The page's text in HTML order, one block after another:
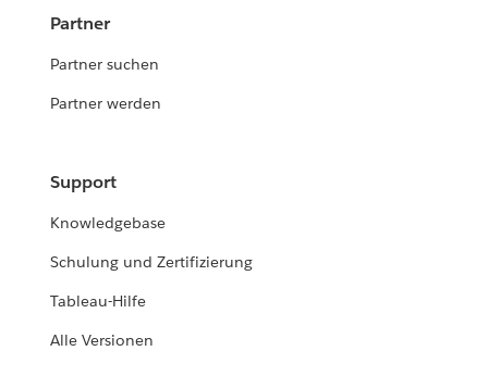
Partner
Partner suchen
Partner werden
Support
Knowledgebase
Schulung und Zertifizierung
Tableau-Hilfe
Alle Versionen